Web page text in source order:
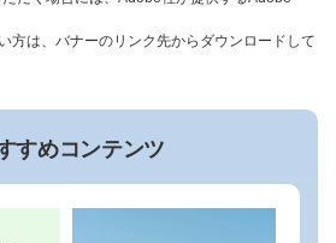
方は、バナーのリンク先からダウンロードして
すめコンテンツ